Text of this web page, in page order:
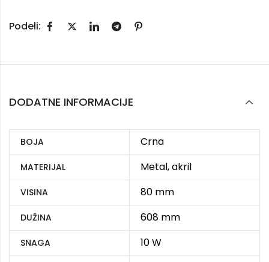
Podeli:
DODATNE INFORMACIJE
BOJA Crna
MATERIJAL Metal, akril
VISINA 80 mm
DUŽINA 608 mm
SNAGA 10 W